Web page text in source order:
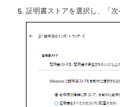
証明書ストアを選択し、「次